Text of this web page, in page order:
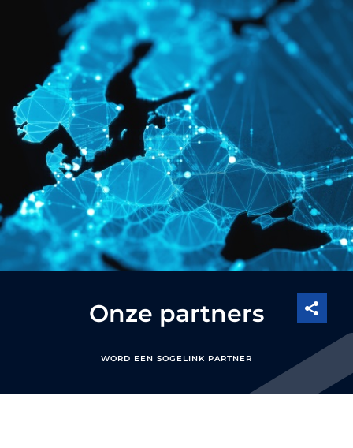
Onze partners
WORD EEN SOGELINK PARTNER